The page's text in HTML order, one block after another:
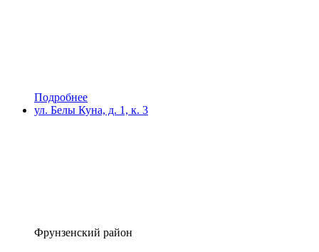
Подробнее
ул. Белы Куна, д. 1, к. 3
Фрунзенский район